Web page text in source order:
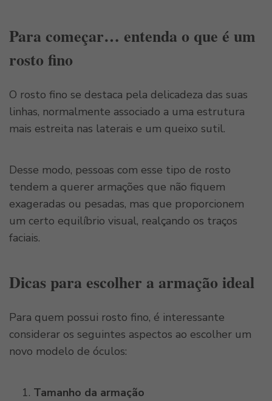
Para começar… entenda o que é um
rosto fino
O rosto fino se destaca pela delicadeza das suas
linhas, normalmente associado a uma estrutura
mais estreita nas laterais e um queixo sutil.
Desse modo, pessoas com esse tipo de rosto
tendem a querer armações que não fiquem
exageradas ou pesadas, mas que proporcionem
um certo equilíbrio visual, realçando os traços
faciais.
Dicas para escolher a armação ideal
Para quem possui rosto fino, é interessante
considerar os seguintes aspectos ao escolher um
novo modelo de óculos:
Tamanho da armação